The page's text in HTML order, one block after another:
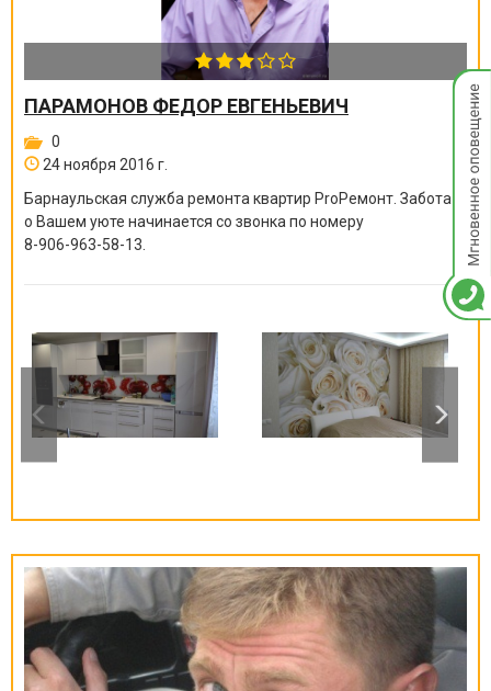
ПАРАМОНОВ ФЕДОР ЕВГЕНЬЕВИЧ
0
24 ноября 2016 г.
Барнаульская служба ремонта квартир ProРемонт. Забота
о Вашем уюте начинается со звонка по номеру
8-906-963-58-13